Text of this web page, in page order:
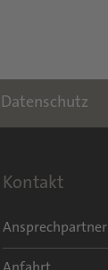
Datenschutz
Kontakt
Ansprechpartner